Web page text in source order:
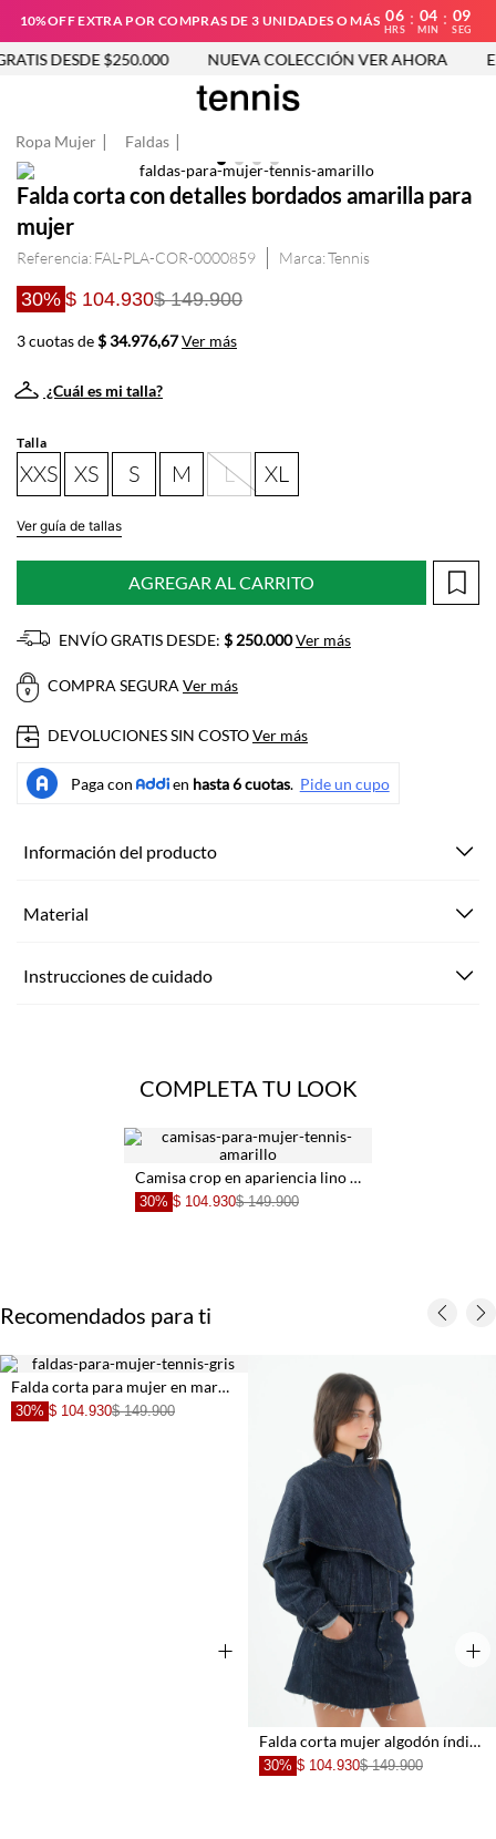
10%OFF EXTRA POR COMPRAS DE 3 UNIDADES O MÁS 06
HRS
: 04
MIN
: 09
SEG
DESDE $250.000 NUEVA COLECCIÓN VER AHORA
Ropa Mujer Faldas
Falda corta con detalles bordados amarilla para
mujer
Referencia: FAL-PLA-COR-0000859 Tennis
30% $ 104.930$ 149.900
3 cuotas de$ 34.976,67Ver más
¿Cuál es mi talla?
Talla
XXS XS S M L XL
Ver guía de tallas
AGREGAR AL CARRITO
ENVÍO GRATIS DESDE: $ 250.000Ver más
COMPRA SEGURA Ver más
DEVOLUCIONES SIN COSTOVer más
Información del producto
Material
Instrucciones de cuidado
COMPLETA TU LOOK
+
Camisa crop en apariencia lino amarilla para mujer
30% $ 104.930$ 149.900
Recomendados para ti
+
Falda corta para mujer en marfil fit evasé con calado floral
30% $ 104.930$ 149.900
+
Falda corta mujer algodón índigo fit recto con deshilachado
30% $ 104.930$ 149.900